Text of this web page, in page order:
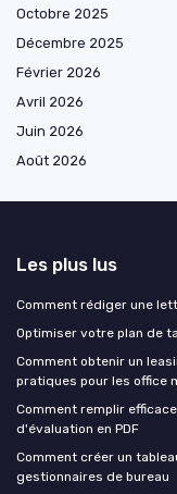
Octobre 2025
Décembre 2025
Février 2026
Avril 2026
Juin 2026
Août 2026
Les plus lus
Comment rédiger une
Optimiser votre plan de
Comment obtenir un
pratiques pour les office
Comment remplir
d'évaluation en PDF
Comment créer un
gestionnaires de bureau